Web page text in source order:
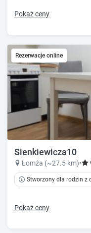
Pokaż ceny
Rezerwacje online
Sienkiewicza10
Łomża (~27.5 km)•
Stworzony dla rodzin z
Pokaż ceny